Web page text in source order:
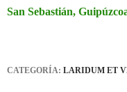
San Sebastián,
CATEGORÍA: LARIDUM ET